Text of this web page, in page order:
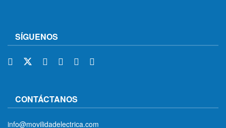
SÍGUENOS
CONTÁCTANOS
info@movilidadelectrica.com